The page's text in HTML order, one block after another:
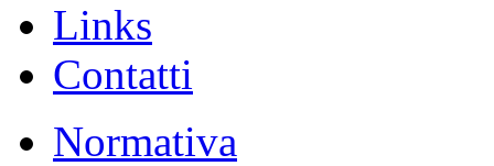
Links
Contatti
Normativa